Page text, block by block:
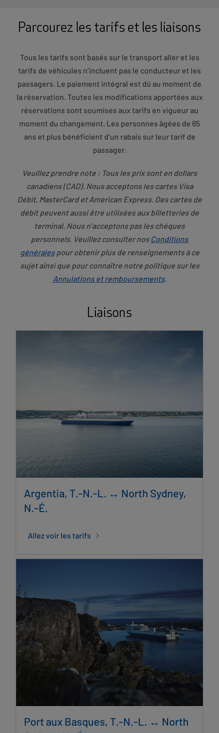
Parcourez les tarifs et les liaisons
Tous les tarifs sont basés sur le transport aller et les
tarifs de véhicules n’incluent pas le conducteur et les
passagers. Le paiement intégral est dû au moment de
la réservation. Toutes les modifications apportées aux
réservations sont soumises aux tarifs en vigueur au
moment du changement. Les personnes âgées de 65
ans et plus bénéficient d’un rabais sur leur tarif de
passager.
Veuillez prendre note : Tous les prix sont en dollars
canadiens (CAD). Nous acceptons les cartes Visa
Débit, MasterCard et American Express. Des cartes de
débit peuvent aussi être utilisées aux billetteries de
terminal. Nous n’acceptons pas les chèques
personnels. Veuillez consulter nos Conditions
généralespour obtenir plus de renseignements à ce
sujet ainsi que pour connaître notre politique sur les
Annulations et remboursements.
Liaisons
Argentia, T.-N.-L. ↔ North Sydney,
N.-É.
Allez voir les tarifs
Port aux Basques, T.-N.-L. ↔ North